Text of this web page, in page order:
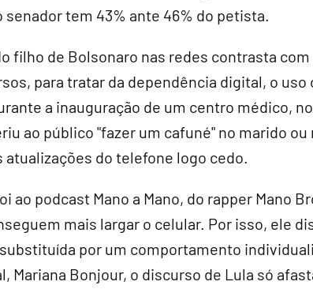
tem 43% ante 46% do petista.
filho de Bolsonaro nas redes contrasta
para tratar da dependência digital, o
a inauguração de um centro médico,
ao público "fazer um cafuné" no marido ou
atualizações do telefone logo cedo.
ao podcast Mano a Mano, do rapper Mano
mais largar o celular. Por isso, ele
por um comportamento
Mariana Bonjour, o discurso de Lula só